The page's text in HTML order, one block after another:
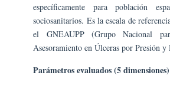
específicamente para población
sociosanitarios. Es la escala de
el GNEAUPP (Grupo Nacional
Asesoramiento en Úlceras por Presión y
Parámetros evaluados (5